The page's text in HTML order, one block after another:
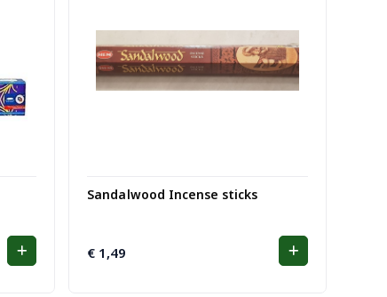
Sandalwood Incense sticks
€ 1,49